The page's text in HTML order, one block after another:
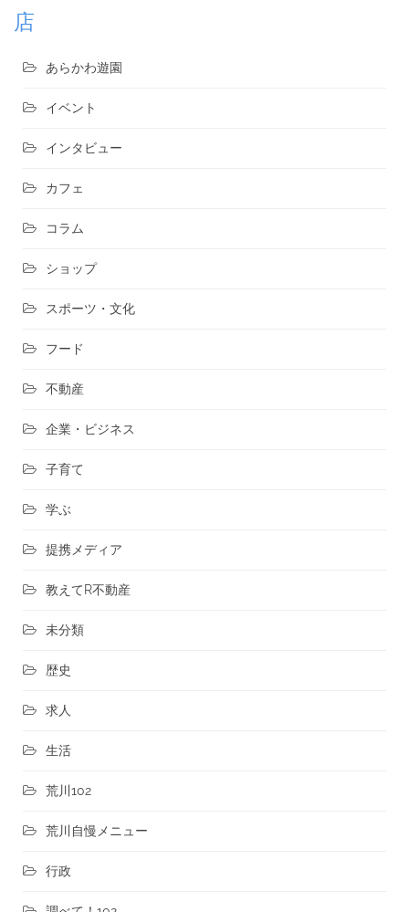
店
あらかわ遊園
イベント
インタビュー
カフェ
コラム
ショップ
スポーツ・文化
フード
不動産
企業・ビジネス
子育て
学ぶ
提携メディア
教えてR不動産
未分類
歴史
求人
生活
荒川102
荒川自慢メニュー
行政